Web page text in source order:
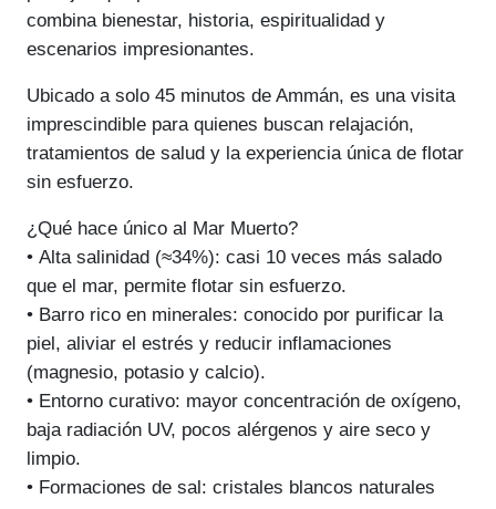
combina bienestar, historia, espiritualidad y
escenarios impresionantes.
Ubicado a solo 45 minutos de Ammán, es una visita
imprescindible para quienes buscan relajación,
tratamientos de salud y la experiencia única de flotar
sin esfuerzo.
¿Qué hace único al Mar Muerto?
• Alta salinidad (≈34%): casi 10 veces más salado
que el mar, permite flotar sin esfuerzo.
• Barro rico en minerales: conocido por purificar la
piel, aliviar el estrés y reducir inflamaciones
(magnesio, potasio y calcio).
• Entorno curativo: mayor concentración de oxígeno,
baja radiación UV, pocos alérgenos y aire seco y
limpio.
• Formaciones de sal: cristales blancos naturales